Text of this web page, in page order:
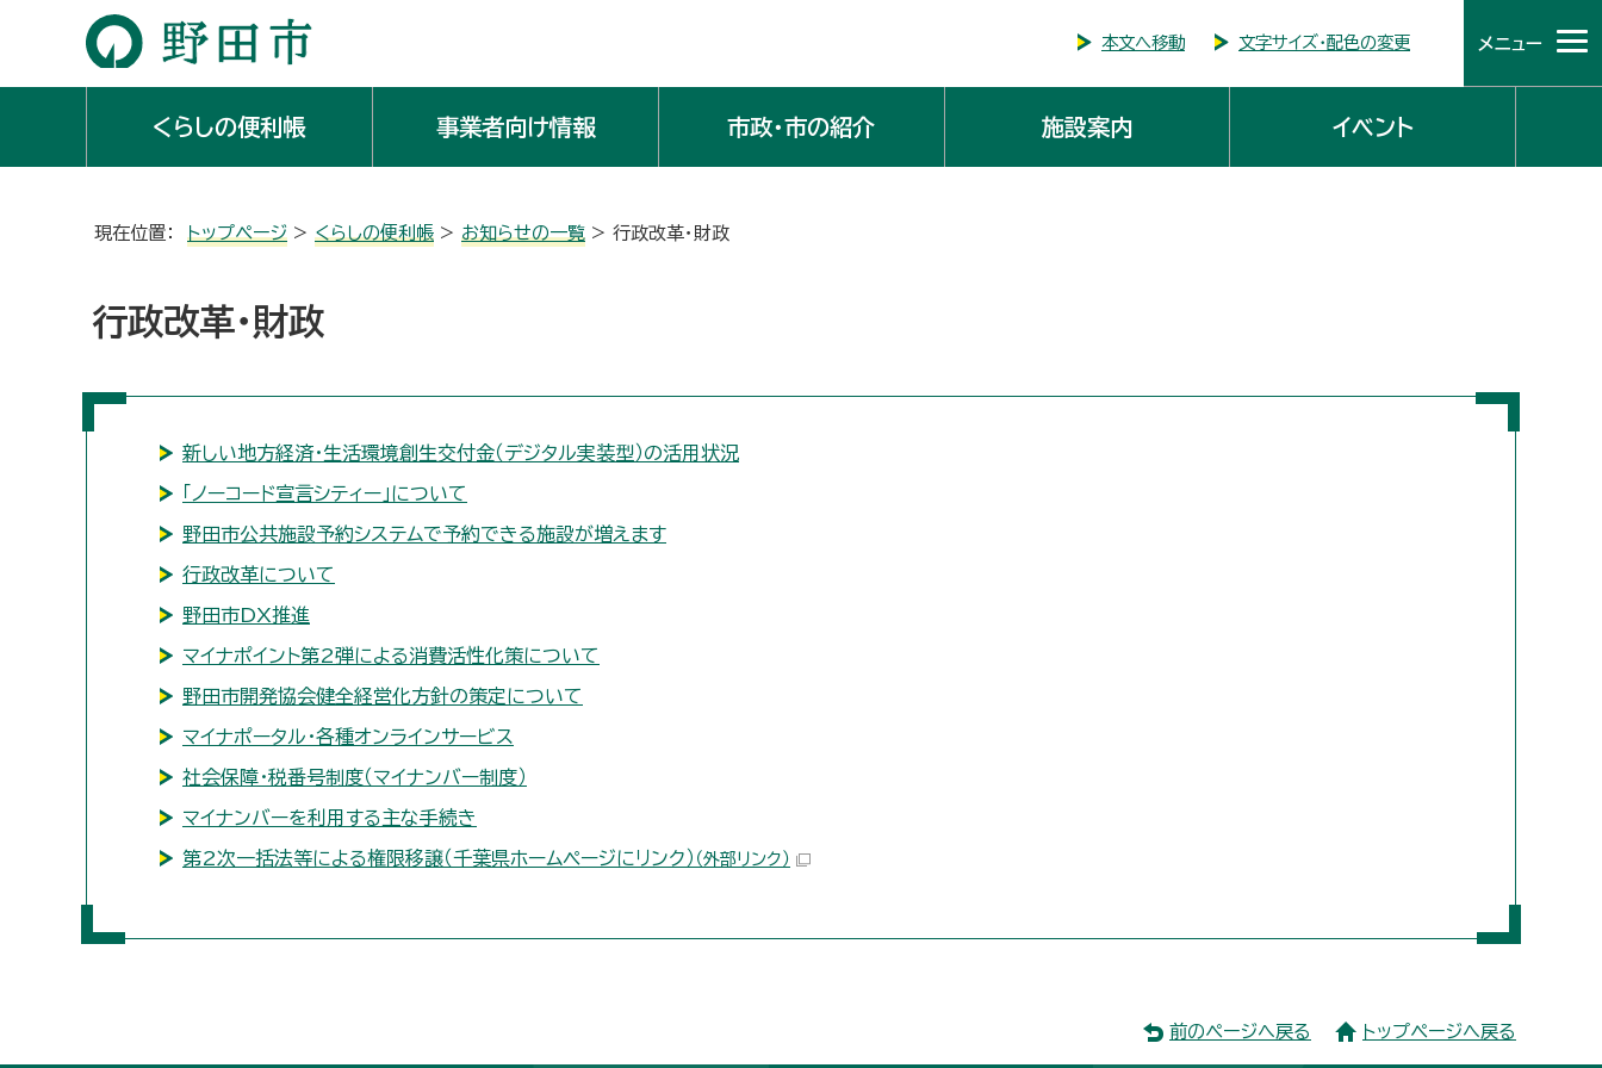
本文へ移動 文字サイズ・配色の変更 メニュー
くらしの便利帳 事業者向け情報 市政・市の紹介 施設案内 イベント
現在位置： トップページ > くらしの便利帳 > お知らせの一覧 > 行政改革・財政
行政改革・財政
新しい地方経済・生活環境創生交付金（デジタル実装型）の活用状況
「ノーコード宣言シティー」について
野田市公共施設予約システムで予約できる施設が増えます
行政改革について
野田市DX推進
マイナポイント第2弾による消費活性化策について
野田市開発協会健全経営化方針の策定について
マイナポータル・各種オンラインサービス
社会保障・税番号制度（マイナンバー制度）
マイナンバーを利用する主な手続き
第2次一括法等による権限移譲（千葉県ホームページにリンク） （外部リンク）
前のページへ戻る トップページへ戻る